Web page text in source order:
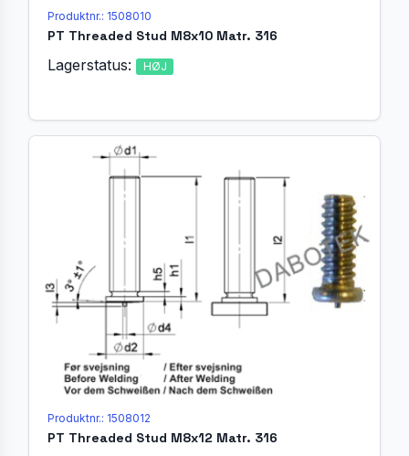
Produktnr.: 1508010
PT Threaded Stud M8x10 Matr. 316
Lagerstatus: HØJ
Produktnr.: 1508012
PT Threaded Stud M8x12 Matr. 316